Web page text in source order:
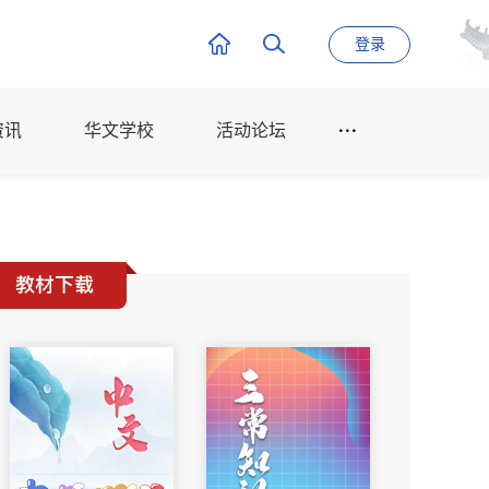
登录
讯 华文学校 活动论坛